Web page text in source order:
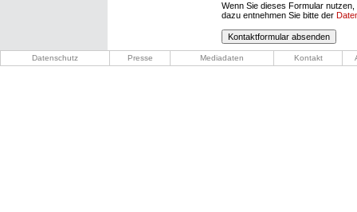
Wenn Sie dieses Formular
dazu entnehmen Sie bitte der
Datenschutz Presse Mediadaten Kontakt